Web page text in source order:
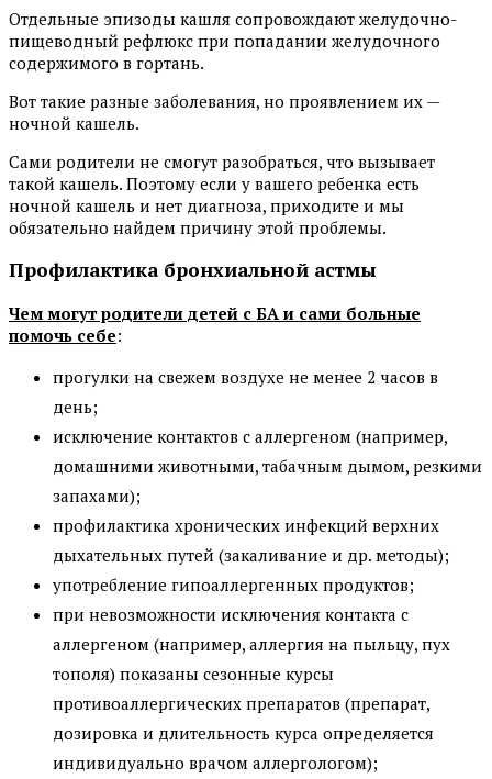
Отдельные эпизоды кашля сопровождают желудочно-
пищеводный рефлюкс при попадании желудочного
содержимого в гортань.
Вот такие разные заболевания, но проявлением их —
ночной кашель.
Сами родители не смогут разобраться, что вызывает
такой кашель. Поэтому если у вашего ребенка есть
ночной кашель и нет диагноза, приходите и мы
обязательно найдем причину этой проблемы.
Профилактика бронхиальной астмы
Чем могут родители детей с БА и сами больные
помочь себе:
прогулки на свежем воздухе не менее 2 часов в
день;
исключение контактов с аллергеном (например,
домашними животными, табачным дымом, резкими
запахами);
профилактика хронических инфекций верхних
дыхательных путей (закаливание и др. методы);
употребление гипоаллергенных продуктов;
при невозможности исключения контакта с
аллергеном (например, аллергия на пыльцу, пух
тополя) показаны сезонные курсы
противоаллергических препаратов (препарат,
дозировка и длительность курса определяется
индивидуально врачом аллергологом);